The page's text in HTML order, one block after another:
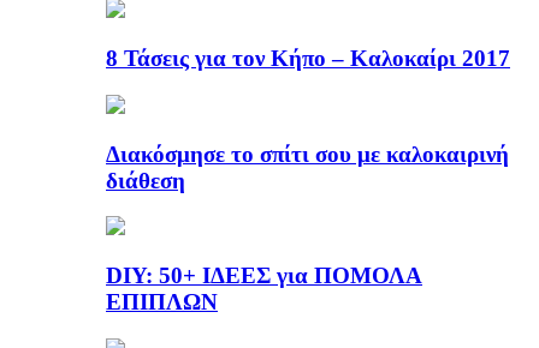
8 Τάσεις για τον Κήπο – Καλοκαίρι 2017
Διακόσμησε το σπίτι σου με καλοκαιρινή
διάθεση
DIY: 50+ ΙΔΕΕΣ για ΠΟΜΟΛΑ
ΕΠΙΠΛΩΝ